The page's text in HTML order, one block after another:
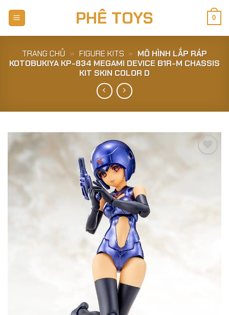
PHÊ TOYS 0
TRANG CHỦ » FIGURE KITS » MÔ HÌNH LẮP RÁP
KOTOBUKIYA KP-834 MEGAMI DEVICE B1R-M CHASSIS
KIT SKIN COLOR D